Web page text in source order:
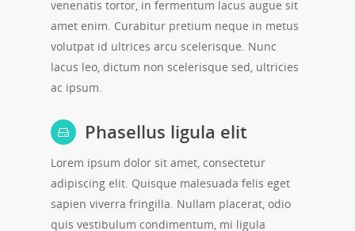
venenatis tortor, in fermentum lacus augue sit
amet enim. Curabitur pretium neque in metus
volutpat id ultrices arcu scelerisque. Nunc
lacus leo, dictum non scelerisque sed, ultricies
ac ipsum.
Phasellus ligula elit
Lorem ipsum dolor sit amet, consectetur
adipiscing elit. Quisque malesuada felis eget
sapien viverra fringilla. Nullam placerat, odio
quis vestibulum condimentum, mi ligula